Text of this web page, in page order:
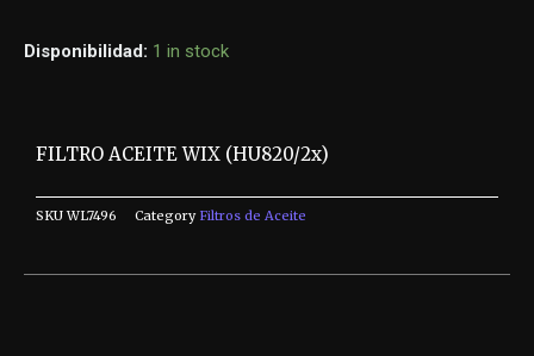
Disponibilidad: 1 in stock
FILTRO ACEITE WIX (HU820/2x)
SKUWL7496 Category Filtros de Aceite